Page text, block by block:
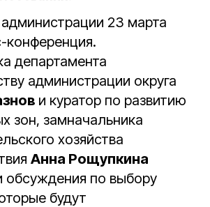
23 марта
департамента
администрации округа
и куратор по развитию
зон, замначальника
хозяйства
Анна Рощупкина
обсуждения по выбору
будут